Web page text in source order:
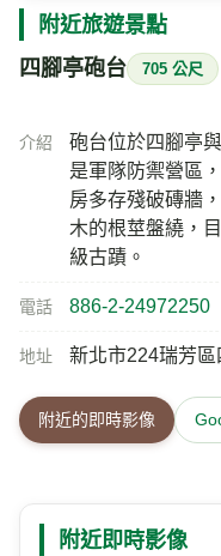
附近旅遊景點
四腳亭砲台 705 公尺
介紹
砲台位於四腳亭
是軍隊防禦營區
房多存殘破磚牆
木的根莖盤繞，
級古蹟。
電話 886-2-24972250
地址 新北市224瑞芳區
附近的即時影像
附近即時影像